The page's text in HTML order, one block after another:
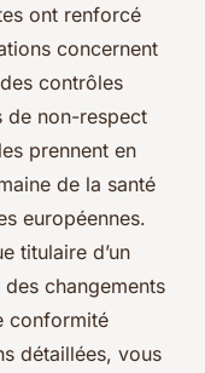
ont renforcé
concernent
contrôles
de non-respect
prennent en
de la santé
européennes.
titulaire d’un
changements
conformité
détaillées, vous